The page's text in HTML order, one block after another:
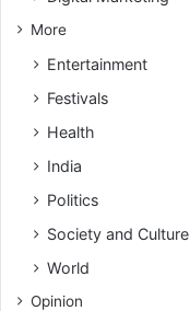
More
Entertainment
Festivals
Health
India
Politics
Society and Culture
World
Opinion